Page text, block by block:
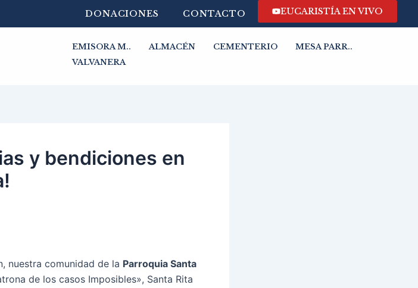
DONACIONES CONTACTO EUCARISTÍA EN VIVO
EMISORA M.. ALMACÉN CEMENTERIO
MESA PARR..
VALVANERA
y bendiciones en
nuestra comunidad de la Parroquia Santa
de los casos Imposibles», Santa Rita